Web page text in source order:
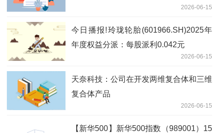
2026-06-15
今日播报!玲珑轮胎(601966.SH)2025年
年度权益分派：每股派利0.042元
2026-06-15
天奈科技：公司在开发两维复合体和三维
复合体产品
2026-06-15
【新华500】新华500指数（989001）15